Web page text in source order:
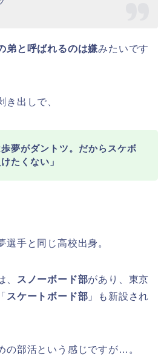
弟と呼ばれるのは嫌みたいです
き出しで、
歩夢がダントツ。だからスケボ
たくない」
選手と同じ高校出身。
、 スノーボード部があり、東京
スケートボード部 」も新設され
の部活という感じですが…。